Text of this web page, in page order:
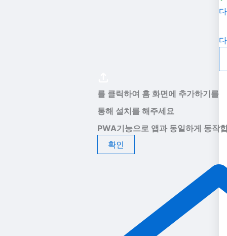
를 클릭하여 홈 화면에 추가하기를
통해 설치를 해주세요
PWA기능으로 앱과 동일하게 동작
확인